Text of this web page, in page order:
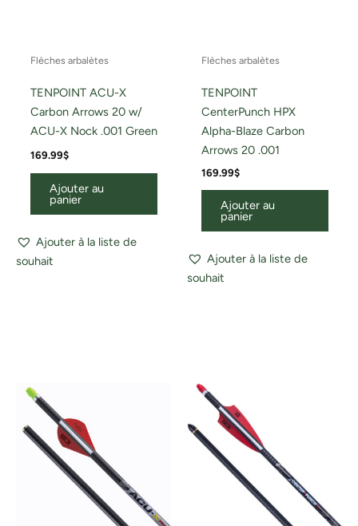
Flèches arbalètes
TENPOINT ACU-X
Carbon Arrows 20 w/
ACU-X Nock .001 Green
169.99$
Ajouter au
panier
Ajouter à la liste de
souhait
Flèches arbalètes
TENPOINT
CenterPunch HPX
Alpha-Blaze Carbon
Arrows 20 .001
169.99$
Ajouter au
panier
Ajouter à la liste de
souhait